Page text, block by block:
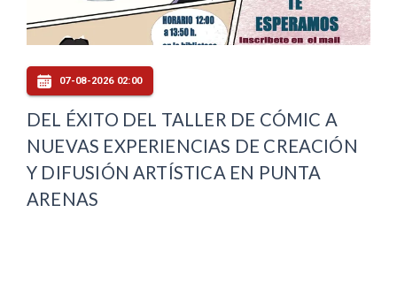
07-08-2026 02:00
DEL ÉXITO DEL TALLER DE CÓMIC A
NUEVAS EXPERIENCIAS DE CREACIÓN
Y DIFUSIÓN ARTÍSTICA EN PUNTA
ARENAS